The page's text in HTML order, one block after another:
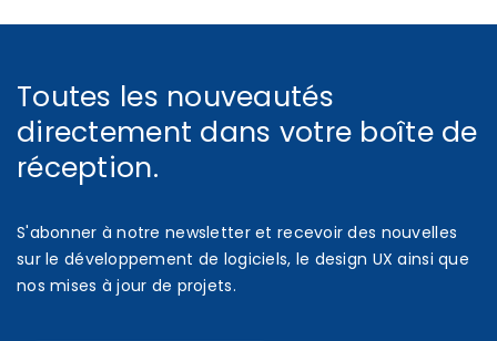
Toutes les nouveautés
directement dans votre boîte de
réception.
S'abonner à notre newsletter et recevoir des nouvelles
sur le développement de logiciels, le design UX ainsi que
nos mises à jour de projets.